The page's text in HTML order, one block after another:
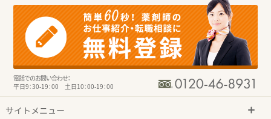
電話でのお問い合わせ：
平日9：30-19：00 土日10：00-19：00
サイトメニュー